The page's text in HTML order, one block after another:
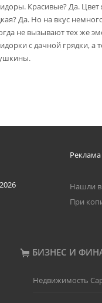
Красивые? Да.
Да. Но на вкус
не вызывают тех же
с дачной грядки, а
Реклама
Нашли в
При
БИЗНЕС И
Недвижимость